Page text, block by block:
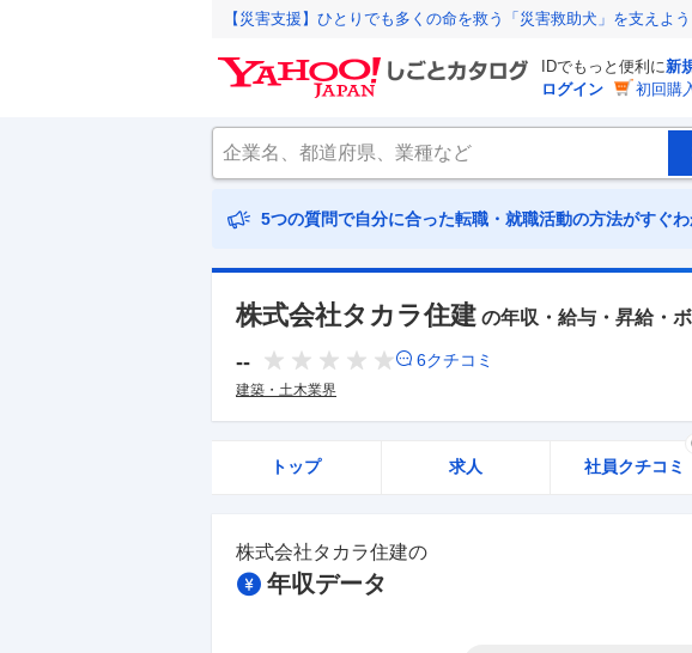
【災害支援】ひとりでも多くの命を救う「災害救助犬」を支えよう
IDでもっと便利に新
ログイン
初回購
5つの質問で自分に合った転職・就職活動の方法がすぐ
株式会社タカラ住建 の年収・給与・昇給・
-- 6クチコミ
建築・土木業界
トップ 求人 社員クチコミ
株式会社タカラ住建の
年収データ